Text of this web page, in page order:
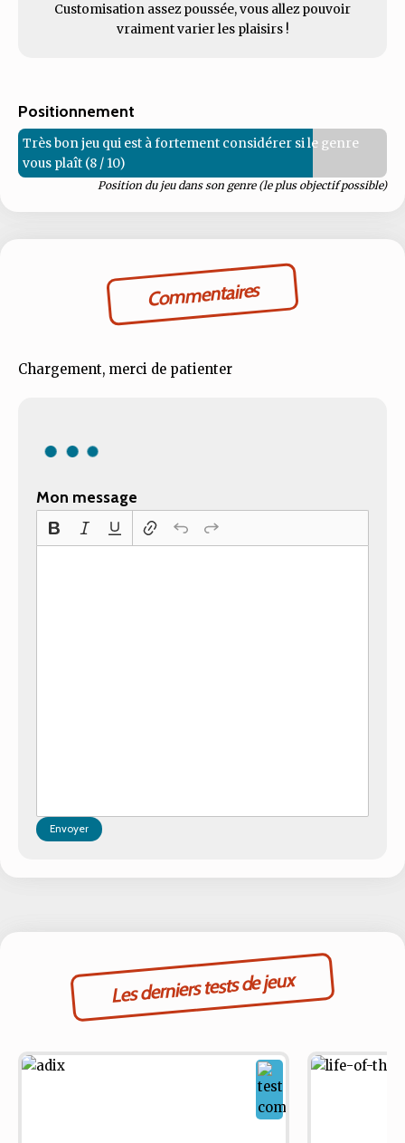
Customisation assez poussée, vous allez pouvoir
vraiment varier les plaisirs !
Positionnement
Très bon jeu qui est à fortement considérer si le genre
vous plaît (8 / 10)
Position du jeu dans son genre (le plus objectif possible)
Commentaires
Chargement, merci de patienter
Mon message
Envoyer
Les derniers tests de jeux